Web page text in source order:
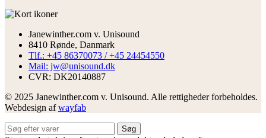
Janewinther.com v. Unisound
8410 Rønde, Danmark
Tlf.: +45 86370073 / +45 24454550
Mail: jw@unisound.dk
CVR: DK20140887
© 2025 Janewinther.com v. Unisound. Alle rettigheder forbeholdes.
Webdesign afwayfab
Søg